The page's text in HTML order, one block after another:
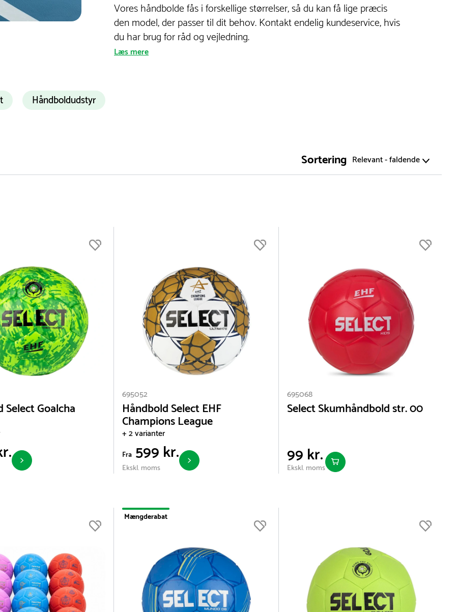
Vores håndbolde fås i forskellige størrelser, så du kan få lige præcis
den model, der passer til dit behov. Kontakt endelig kundeservice, hvis
du har brug for råd og vejledning.
Læs mere
samarbejde, hurtige beslutninger og god
Håndboldudstyr
Sortering Relevant - faldende
Skum (8)
Vis flere
Select Goalcha
695052
Håndbold Select EHF
Champions League
+ 2 varianter
Fra 599 kr.
Ekskl. moms
695068
Select Skumhåndbold str. 00
99 kr.
Ekskl. moms
Mængderabat